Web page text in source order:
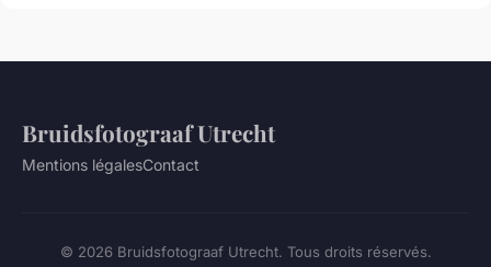
Bruidsfotograaf Utrecht
Mentions légalesContact
© 2026 Bruidsfotograaf Utrecht. Tous droits réservés.